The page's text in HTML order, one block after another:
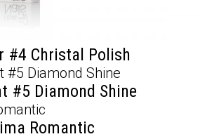
#4 Christal Polish
#5 Diamond Shine
Romantic